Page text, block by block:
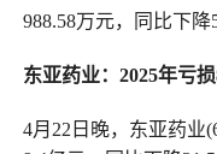
988.58万元，同比下降
东亚药业：2025年亏
4月22日晚，东亚药业